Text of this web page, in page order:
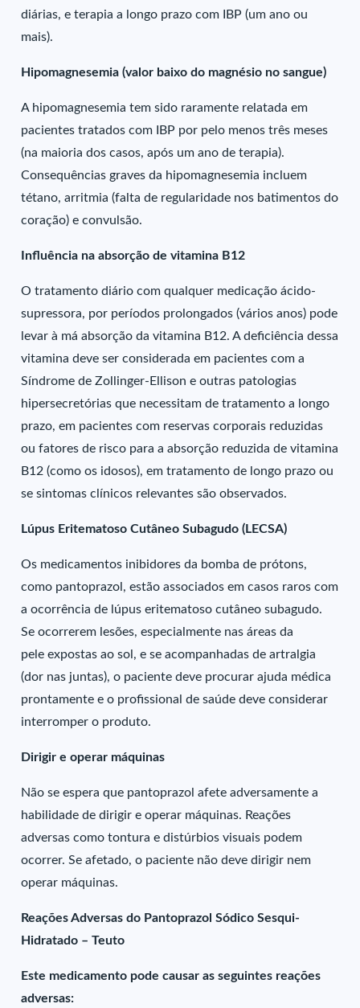
diárias, e terapia a longo prazo com IBP (um ano ou
mais).
Hipomagnesemia (valor baixo do magnésio no sangue)
A hipomagnesemia tem sido raramente relatada em
pacientes tratados com IBP por pelo menos três meses
(na maioria dos casos, após um ano de terapia).
Consequências graves da hipomagnesemia incluem
tétano, arritmia (falta de regularidade nos batimentos do
coração) e convulsão.
Influência na absorção de vitamina B12
O tratamento diário com qualquer medicação ácido-
supressora, por períodos prolongados (vários anos) pode
levar à má absorção da vitamina B12. A deficiência dessa
vitamina deve ser considerada em pacientes com a
Síndrome de Zollinger-Ellison e outras patologias
hipersecretórias que necessitam de tratamento a longo
prazo, em pacientes com reservas corporais reduzidas
ou fatores de risco para a absorção reduzida de vitamina
B12 (como os idosos), em tratamento de longo prazo ou
se sintomas clínicos relevantes são observados.
Lúpus Eritematoso Cutâneo Subagudo (LECSA)
Os medicamentos inibidores da bomba de prótons,
como pantoprazol, estão associados em casos raros com
a ocorrência de lúpus eritematoso cutâneo subagudo.
Se ocorrerem lesões, especialmente nas áreas da
pele expostas ao sol, e se acompanhadas de artralgia
(dor nas juntas), o paciente deve procurar ajuda médica
prontamente e o profissional de saúde deve considerar
interromper o produto.
Dirigir e operar máquinas
Não se espera que pantoprazol afete adversamente a
habilidade de dirigir e operar máquinas. Reações
adversas como tontura e distúrbios visuais podem
ocorrer. Se afetado, o paciente não deve dirigir nem
operar máquinas.
Reações Adversas do Pantoprazol Sódico Sesqui-
Hidratado – Teuto
Este medicamento pode causar as seguintes reações
adversas: